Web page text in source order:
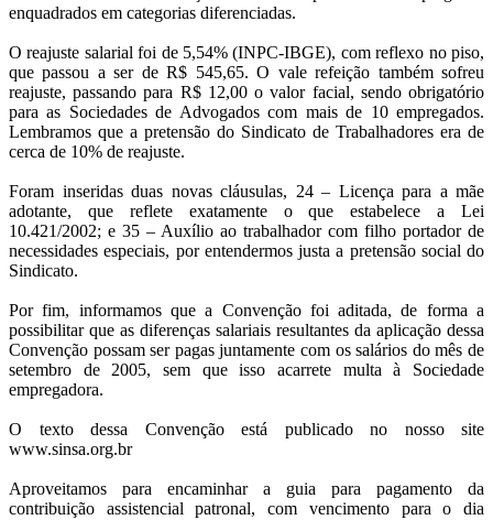
enquadrados em categorias diferenciadas.
O reajuste salarial foi de 5,54% (INPC-IBGE), com reflexo no piso,
que passou a ser de R$ 545,65. O vale refeição também sofreu
reajuste, passando para R$ 12,00 o valor facial, sendo obrigatório
para as Sociedades de Advogados com mais de 10 empregados.
Lembramos que a pretensão do Sindicato de Trabalhadores era de
cerca de 10% de reajuste.
Foram inseridas duas novas cláusulas, 24 – Licença para a mãe
adotante, que reflete exatamente o que estabelece a Lei
10.421/2002; e 35 – Auxílio ao trabalhador com filho portador de
necessidades especiais, por entendermos justa a pretensão social do
Sindicato.
Por fim, informamos que a Convenção foi aditada, de forma a
possibilitar que as diferenças salariais resultantes da aplicação dessa
Convenção possam ser pagas juntamente com os salários do mês de
setembro de 2005, sem que isso acarrete multa à Sociedade
empregadora.
O texto dessa Convenção está publicado no nosso site
www.sinsa.org.br
Aproveitamos para encaminhar a guia para pagamento da
contribuição assistencial patronal, com vencimento para o dia